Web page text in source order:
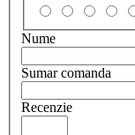
Nume
Sumar comanda
Recenzie